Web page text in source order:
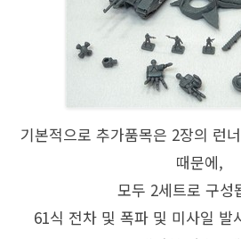
기본적으로 추가품목은 2장의 런
때문에,
모두 2세트로 구성
61식 전차 및 폭파 및 미사일 발